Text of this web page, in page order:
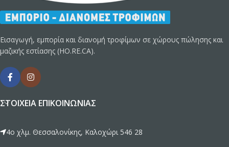
Εισαγωγή, εμπορία και διανομή τροφίμων σε χώρους πώλησης και
μαζικής εστίασης (HO.RE.CA).
ΣΤΟΙΧΕΊΑ ΕΠΙΚΟΙΝΩΝΊΑΣ
4ο χλμ. Θεσσαλονίκης, Καλοχώρι 546 28